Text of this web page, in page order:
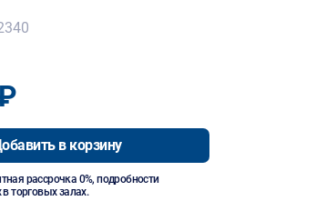
в корзину
рассрочка 0%, подробности
в торговых залах.